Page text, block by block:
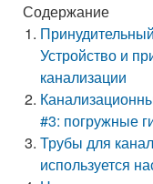
Содержание
Устройство и
канализации
#3: погружные
Трубы для
используется